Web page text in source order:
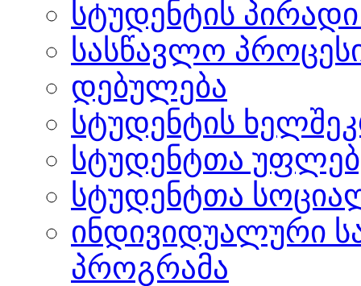
სტუდენტის
სასწავლო
დებულება
სტუდენტის
სტუდენტთა
სტუდენტთა
ინდივიდუალური
პროგრამა